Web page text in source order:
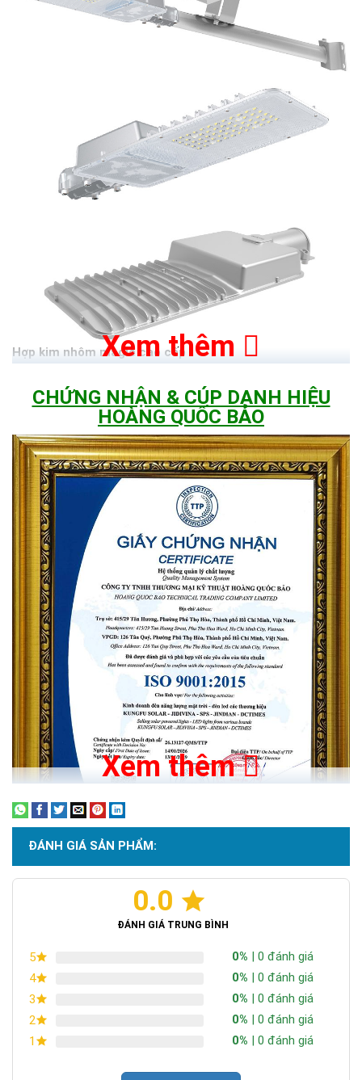
Hợp kim nhôm magiê cao cấp
nhiệt tốt
Chống ăn mòn, kiên cố, bền vững, thẩm mỹ
Trang bị thấu kính quang học ngoài trời PC
Có khả năng truyền ánh sáng cao, độ truyền sáng 93%, chịu
nhiệt tốt.
Mặt đèn được xử lý và đúc bằng vật liệu nhựa teijin của Nhật
Bản
Xem thêm
CHỨNG NHẬN & CÚP DANH HIỆU
HOÀNG QUỐC BẢO
Chứng nhận ISO 9001:2015
Xem thêm
ĐÁNH GIÁ SẢN PHẨM:
0.0
ĐÁNH GIÁ TRUNG BÌNH
5 0% | 0 đánh giá
4
0% | 0 đánh giá
3
0% | 0 đánh giá
2
0% | 0 đánh giá
1
0% | 0 đánh giá